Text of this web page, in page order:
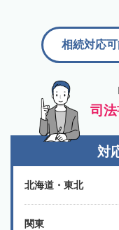
司
相続対応
対
北海道・東北
関東